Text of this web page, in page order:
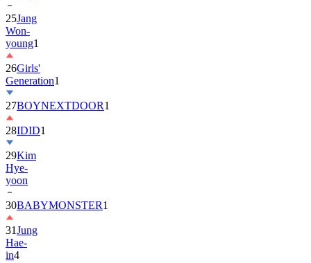
25Jang
Won-
young1
26Girls'
Generation1
27BOYNEXTDOOR1
28IDID1
29Kim
Hye-
yoon
30BABYMONSTER1
31Jung
Hae-
in4